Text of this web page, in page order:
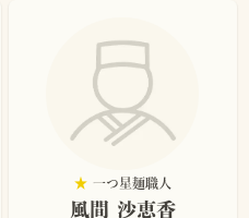
★ 一つ星麺職人
風間 沙恵香